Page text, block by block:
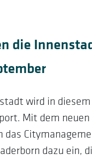
die
wird in
Mit dem
das
dazu ein,